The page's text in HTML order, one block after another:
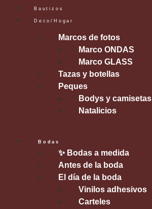
Bautizos
Deco/Hogar
Marcos de fotos
Marco ONDAS
Marco GLASS
Tazas y botellas
Peques
Bodys y camisetas
Natalicios
Bodas
✨ Bodas a medida
Antes de la boda
El día de la boda
Vinilos adhesivos
Carteles